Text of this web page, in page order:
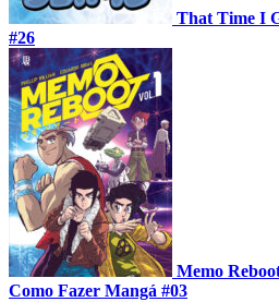
That Time I
#26
Memo
Como Fazer Mangá #03